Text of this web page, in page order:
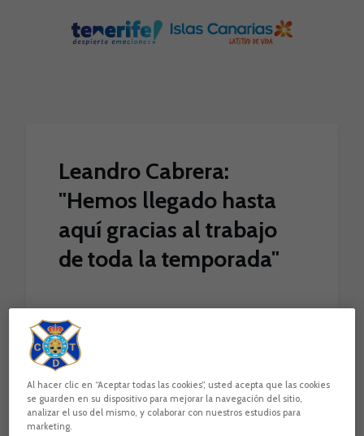
Leandro Cabrera:
"Hemos llegado hasta
aquí gracias al trabajo
de toda la temporada"
Al hacer clic en “Aceptar todas las cookies”, usted acepta que las cookies
se guarden en su dispositivo para mejorar la navegación del sitio,
analizar el uso del mismo, y colaborar con nuestros estudios para
marketing.